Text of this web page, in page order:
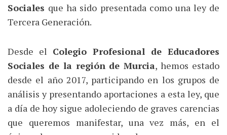
Sociales que ha sido presentada como una ley de
Tercera Generación.
Desde el Colegio Profesional de Educadores
Sociales de la región de Murcia, hemos estado
desde el año 2017, participando en los grupos de
análisis y presentando aportaciones a esta ley, que
a día de hoy sigue adoleciendo de graves carencias
que queremos manifestar, una vez más, en el